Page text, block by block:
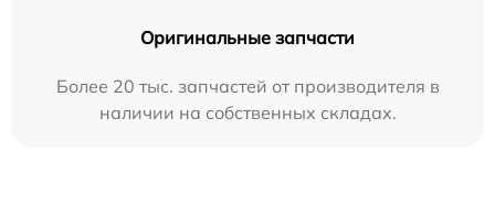
Оригинальные запчасти
Более 20 тыс. запчастей от производителя в
наличии на собственных складах.